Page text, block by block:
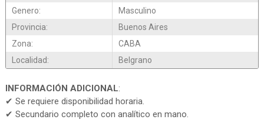
Genero:
Masculino
Provincia:
Buenos Aires
Zona:
CABA
Localidad:
Belgrano
INFORMACIÓN ADICIONAL:
✔ Se requiere disponibilidad horaria.
✔ Secundario completo con analítico en mano.